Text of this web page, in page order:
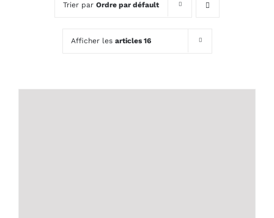
Trier par Ordre par défault
Afficher les articles 16